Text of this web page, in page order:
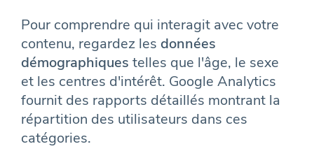
Pour comprendre qui interagit avec votre
contenu, regardez les données
démographiques telles que l'âge, le sexe
et les centres d'intérêt. Google Analytics
fournit des rapports détaillés montrant la
répartition des utilisateurs dans ces
catégories.